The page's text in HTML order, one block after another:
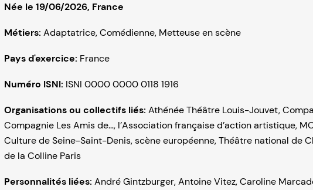
Née le 19/06/2026, France
Métiers: Adaptatrice,Comédienne, Metteuse en scène
Pays d'exercice: France
Numéro ISNI: ISNI 0000 0000 0118 1916
Organisations ou collectifs liés: Athénée Théâtre Louis-Jouvet,
Compagnie Les Amis de…, l’Association française d’action artistique,
Culture de Seine-Saint-Denis,scène européenne,Théâtre national de
de la Colline Paris
Personnalités liées: André Gintzburger,Antoine Vitez,Caroline